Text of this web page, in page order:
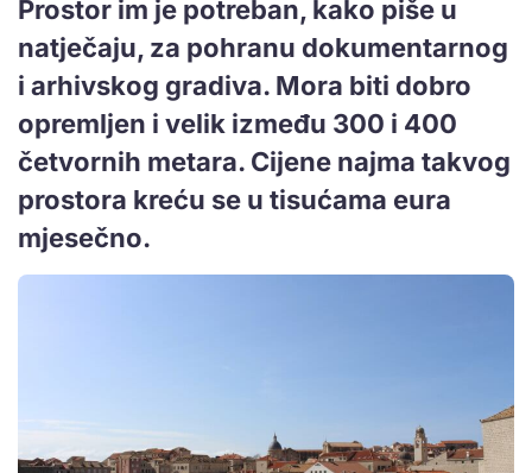
Prostor im je potreban, kako piše u
natječaju, za pohranu dokumentarnog
i arhivskog gradiva. Mora biti dobro
opremljen i velik između 300 i 400
četvornih metara. Cijene najma takvog
prostora kreću se u tisućama eura
mjesečno.